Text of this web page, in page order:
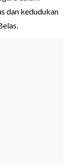
dan kedudukan